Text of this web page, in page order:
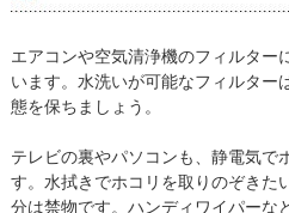
エアコンや空気清浄機のフィルター
います。水洗いが可能なフィルター
態を保ちましょう。
テレビの裏やパソコンも、静電気で
す。水拭きでホコリを取りのぞきた
分は禁物です。ハンディワイパーな